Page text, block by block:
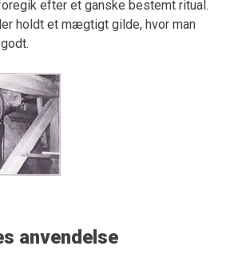
efter et ganske bestemt ritual.
holdt et mægtigt gilde, hvor man
anvendelse